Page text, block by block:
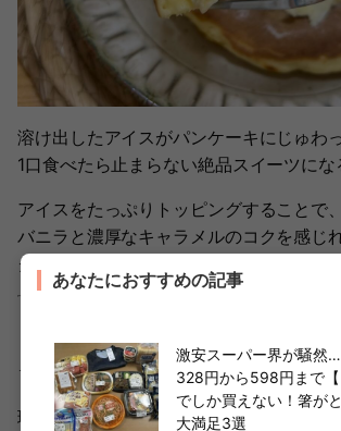
溶け出したアイスがパンケーキにじゅわ
1口食べたら止まらない絶品スイーツにな
アイスをたっぷりトッピングすることで
バニラと濃厚なキャラメルのコクを感じ
クが止まりません！！！
★★★★☆
理由：このクオリティとボリュームで600
あなたにおすすめの記事
激安スーパー界が騒然
328円から598円まで【
でしか買えない！箸が
大満足3選